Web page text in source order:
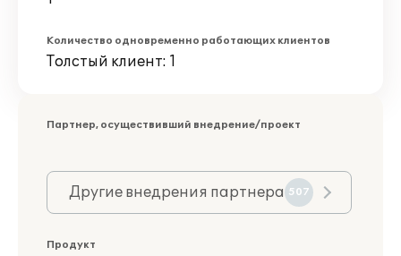
Количество одновременно работающих клиентов
Толстый клиент: 1
Партнер, осуществивший внедрение/проект
Другие внедрения партнера 507
Продукт